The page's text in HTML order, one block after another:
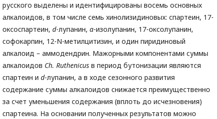
русского выделены и идентифицированы восемь основных
алкалоидов, в том числе семь хинолизидиновых: спартеин, 17-
оксоспартеин, d-лупанин, α-изолупанин, 17-оксолупанин,
софокарпин, 12-N-метилцитизин, и один пиридиновый
алкалоид – аммодендрин. Мажорными компонентами суммы
алкалоидов Ch. Ruthenicus в период бутонизации являются
спартеин и d-лупанин, а в ходе сезонного развития
содержание суммы алкалоидов снижается преимущественно
за счет уменьшения содержания (вплоть до исчезновения)
спартеина. На основании полученных результатов можно